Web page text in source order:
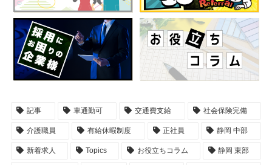
記事 車通勤可 交通費支給 社会保険完備
介護職員 有給休暇制度 正社員 静岡 中部
新着求人 Topics お役立ちコラム 静岡 東部